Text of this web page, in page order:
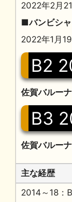
2022年2月
■バンビシ
2022年1月
B2
佐賀バルー
B3
佐賀バルー
主な経歴
2014～18：